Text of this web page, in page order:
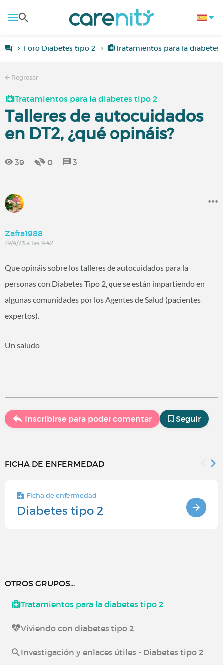
Foro Diabetes tipo 2 Tratamientos para la diabetes
Regresar
Tratamientos para la diabetes tipo 2
Talleres de autocuidados
en DT2, ¿qué opináis?
39 0 3
Zafra1988
19/4/23 a las 9:42
Que opináis sobre los talleres de autocuidados para la
personas con Diabetes Tipo 2, que se están impartiendo en
algunas comunidades por los Agentes de Salud (pacientes
expertos).
Un saludo
Inscribirse para poder comentar Seguir
FICHA DE ENFERMEDAD
Ficha de enfermedad
Diabetes tipo 2
OTROS GRUPOS...
Tratamientos para la diabetes tipo 2
Viviendo con diabetes tipo 2
Investigación y enlaces útiles - Diabetes tipo 2